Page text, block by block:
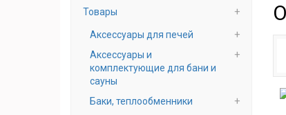
Товары
Аксессуары для печей
Аксессуары и
комплектующие для бани и
сауны
Баки, теплообменники